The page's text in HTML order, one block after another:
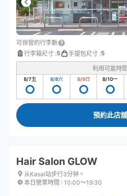
可保管的行李數
行李箱尺寸 :5 手提包尺寸 :5
利用可能時間
8/7五 8/8六 8/9日 8/10一
預約此店舖
Hair Salon GLOW
从Kasai站步行3分钟。
本日營業時間 : 10:00〜19:30